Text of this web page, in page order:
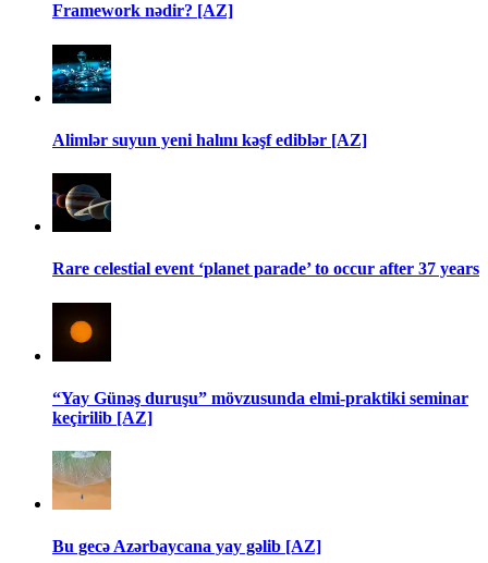
Framework nədir? [AZ]
Alimlər suyun yeni halını kəşf ediblər [AZ]
Rare celestial event ‘planet parade’ to occur after 37 years
“Yay Günəş duruşu” mövzusunda elmi-praktiki seminar
keçirilib [AZ]
Bu gecə Azərbaycana yay gəlib [AZ]